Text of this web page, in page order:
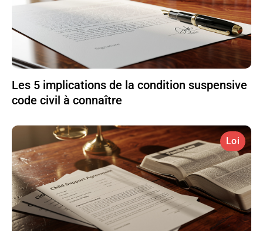
Les 5 implications de la condition suspensive
code civil à connaître
Loi